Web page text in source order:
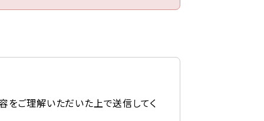
をご理解いただいた上で送信してく